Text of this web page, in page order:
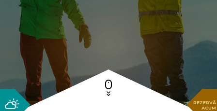
REZERVĂ
ACUM